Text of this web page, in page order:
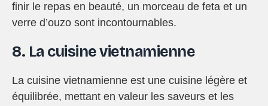
finir le repas en beauté, un morceau de feta et un
verre d’ouzo sont incontournables.
8. La cuisine vietnamienne
La cuisine vietnamienne est une cuisine légère et
équilibrée, mettant en valeur les saveurs et les